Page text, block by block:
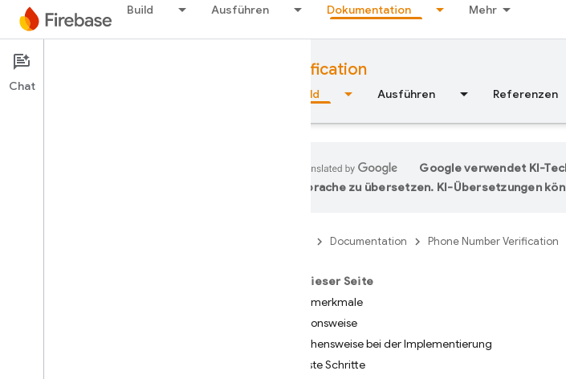
Build Ausführen Dokumentation Mehr
Documentation Phone Number Verification
Übersicht Build Ausführen Referenzen
Google verwendet KI-
Sprache zu übersetzen. KI-Übersetzungen
Documentation Phone Number Verification
Auf dieser Seite
Hauptmerkmale
Funktionsweise
Vorgehensweise bei der Implementierung
Nächste Schritte
Chat